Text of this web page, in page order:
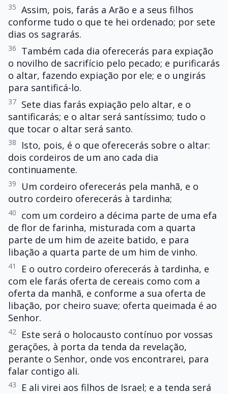
35 Assim, pois, farás a Arão e a seus filhos
conforme tudo o que te hei ordenado; por sete
dias os sagrarás.
36
Também cada dia oferecerás para expiação
o novilho de sacrifício pelo pecado; e purificarás
o altar, fazendo expiação por ele; e o ungirás
para santificá-lo.
37 Sete dias farás expiação pelo altar, e o
santificarás; e o altar será santíssimo; tudo o
que tocar o altar será santo.
38
Isto, pois, é o que oferecerás sobre o altar:
dois cordeiros de um ano cada dia
continuamente.
39
Um cordeiro oferecerás pela manhã, e o
outro cordeiro oferecerás à tardinha;
40
com um cordeiro a décima parte de uma efa
de flor de farinha, misturada com a quarta
parte de um him de azeite batido, e para
libação a quarta parte de um him de vinho.
41
E o outro cordeiro oferecerás à tardinha, e
com ele farás oferta de cereais como com a
oferta da manhã, e conforme a sua oferta de
libação, por cheiro suave; oferta queimada é ao
Senhor.
42
Este será o holocausto contínuo por vossas
gerações, à porta da tenda da revelação,
perante o Senhor, onde vos encontrarei, para
falar contigo ali.
43
E ali virei aos filhos de Israel; e a tenda será